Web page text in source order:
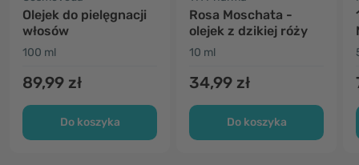
Olejek do pielęgnacji
włosów
100 ml
89,99 zł
Do koszyka
Rosa Moschata -
olejek z dzikiej róży
10 ml
34,99 zł
Do koszyka